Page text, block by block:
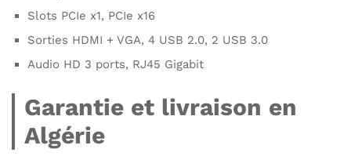
Slots PCIe x1, PCIe x16
Sorties HDMI + VGA, 4 USB 2.0, 2 USB 3.0
Audio HD 3 ports, RJ45 Gigabit
Garantie et livraison en
Algérie